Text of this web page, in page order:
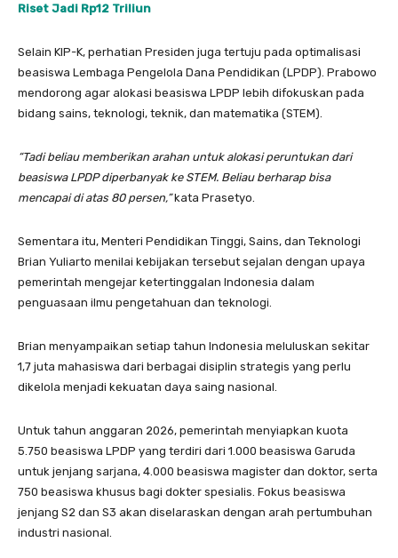
Riset Jadi Rp12 Triliun
Selain KIP-K, perhatian Presiden juga tertuju pada optimalisasi
beasiswa Lembaga Pengelola Dana Pendidikan (LPDP). Prabowo
mendorong agar alokasi beasiswa LPDP lebih difokuskan pada
bidang sains, teknologi, teknik, dan matematika (STEM).
“Tadi beliau memberikan arahan untuk alokasi peruntukan dari
beasiswa LPDP diperbanyak ke STEM. Beliau berharap bisa
mencapai di atas 80 persen,”kata Prasetyo.
Sementara itu, Menteri Pendidikan Tinggi, Sains, dan Teknologi
Brian Yuliarto menilai kebijakan tersebut sejalan dengan upaya
pemerintah mengejar ketertinggalan Indonesia dalam
penguasaan ilmu pengetahuan dan teknologi.
Brian menyampaikan setiap tahun Indonesia meluluskan sekitar
1,7 juta mahasiswa dari berbagai disiplin strategis yang perlu
dikelola menjadi kekuatan daya saing nasional.
Untuk tahun anggaran 2026, pemerintah menyiapkan kuota
5.750 beasiswa LPDP yang terdiri dari 1.000 beasiswa Garuda
untuk jenjang sarjana, 4.000 beasiswa magister dan doktor, serta
750 beasiswa khusus bagi dokter spesialis. Fokus beasiswa
jenjang S2 dan S3 akan diselaraskan dengan arah pertumbuhan
industri nasional.